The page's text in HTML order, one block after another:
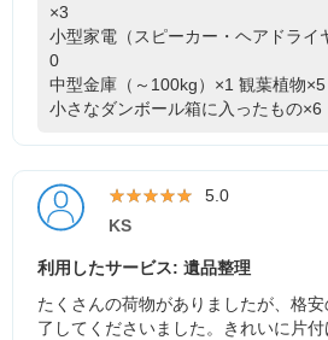
×3
小型家電（スピーカー・ヘアドライ
0
中型金庫（～100kg）×1 観葉植物×5
小さなダンボール箱に入ったもの×6
★★★★★
★★★★★ 5.0
KS
利用したサービス: 遺品整理
たくさんの荷物がありましたが、格
了してくださいました。きれいに片